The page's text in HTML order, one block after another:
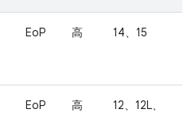
EoP 高 14、15
EoP 高
12、12L、